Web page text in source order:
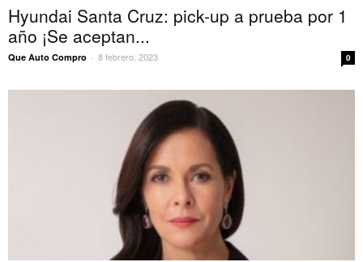
Hyundai Santa Cruz: pick-up a prueba por 1
año ¡Se aceptan...
Que Auto Compro - 8 febrero, 2023 0